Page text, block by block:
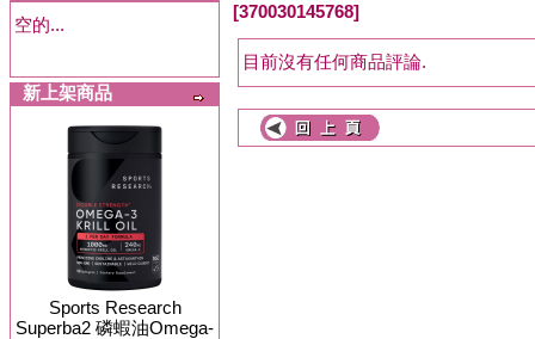
空的...
新上架商品
Sports Research
Superba2 磷蝦油Omega-
[370030145768]
目前沒有任何商品評論.